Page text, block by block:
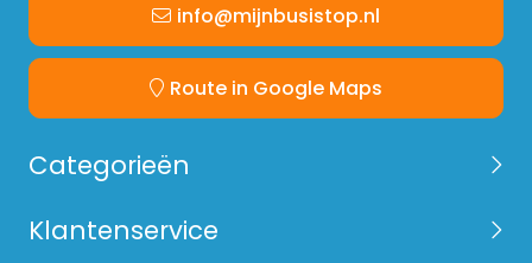
info@mijnbusistop.nl
Route in Google Maps
Categorieën
Klantenservice